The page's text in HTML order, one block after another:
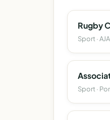
Rugby
Sport ·
Sport ·